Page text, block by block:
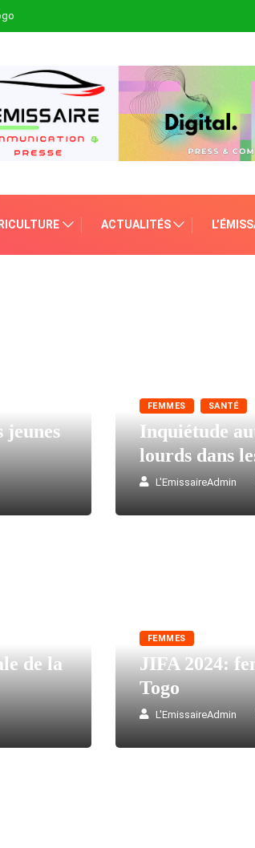
ACTUALITÉS
jeunes
FEMMES SANTÉ
Inquiétude
lourds dans
L'EmissaireAdmin
de la
FEMMES
JIFA 2024:
Togo
L'EmissaireAdmin